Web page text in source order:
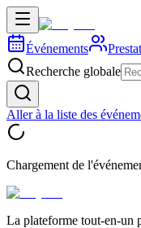
Événements
Recherche globale
Aller à la liste des
Chargement de
La plateforme tout-en-un